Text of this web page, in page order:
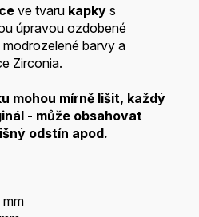
ve tvaru kapky s
úpravou ozdobené
modrozelené barvy a
Zirconia.
mohou mírně lišit, každý
- může obsahovat
odstín apod.